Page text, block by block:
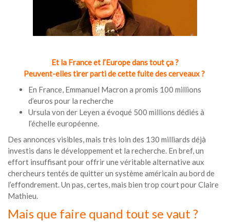
Et la France et l’Europe dans tout ça ?
Peuvent-elles tirer parti de cette fuite des cerveaux ?
En France, Emmanuel Macron a promis 100 millions
d’euros pour la recherche
Ursula von der Leyen a évoqué 500 millions dédiés à
l’échelle européenne.
Des annonces visibles, mais très loin des 130 milliards déjà
investis dans le développement et la recherche. En bref, un
effort insuffisant pour offrir une véritable alternative aux
chercheurs tentés de quitter un système américain au bord de
l’effondrement. Un pas, certes, mais bien trop court pour Claire
Mathieu.
Mais que faire quand tout se vaut ?